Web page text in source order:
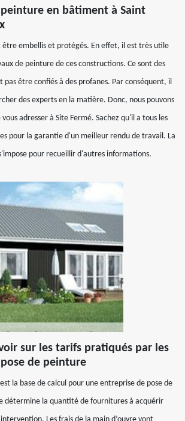
peinture en bâtiment à Saint
être embellis et protégés. En effet, il est très utile
de peinture de ces constructions. Ce sont des
être confiés à des profanes. Par conséquent, il
des experts en la matière. Donc, nous pouvons
adresser à Site Fermé. Sachez qu'il a tous les
pour la garantie d'un meilleur rendu de travail. La
pour recueillir d'autres informations.
sur les tarifs pratiqués par les
de peinture
la base de calcul pour une entreprise de pose de
détermine la quantité de fournitures à acquérir